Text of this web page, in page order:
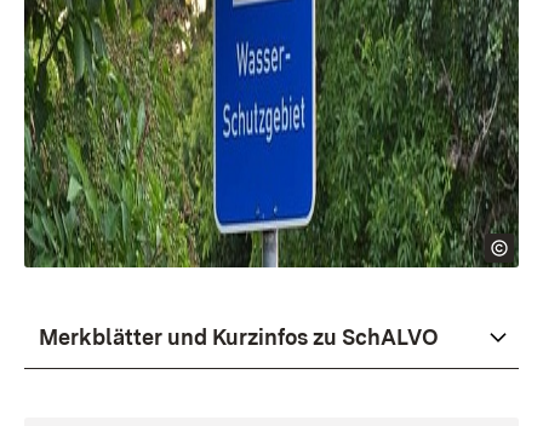
Merkblätter und Kurzinfos zu SchALVO